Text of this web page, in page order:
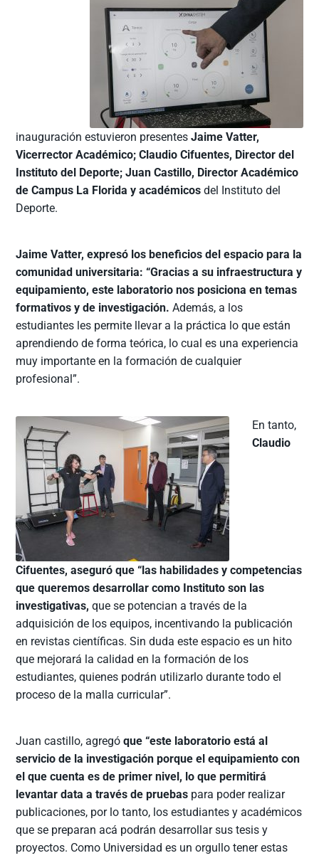
inauguración estuvieron presentesJaime Vatter,
Vicerrector Académico; Claudio Cifuentes, Director del
Instituto del Deporte; Juan Castillo, Director Académico
de Campus La Florida y académicos del Instituto del
Deporte.
Jaime Vatter, expresó los beneficios del espacio para la
comunidad universitaria: “Gracias a su infraestructura y
equipamiento, este laboratorio nos posiciona en temas
formativos y de investigación. Además, a los
estudiantes les permite llevar a la práctica lo que están
aprendiendo de forma teórica, lo cual es una experiencia
muy importante en la formación de cualquier
profesional”.
En tanto,
Claudio
Cifuentes, aseguró que “las habilidades y competencias
que queremos desarrollar como Instituto son las
investigativas, que se potencian a través de la
adquisición de los equipos, incentivando la publicación
en revistas científicas. Sin duda este espacio es un hito
que mejorará la calidad en la formación de los
estudiantes, quienes podrán utilizarlo durante todo el
proceso de la malla curricular”.
Juan castillo, agregóque “este laboratorio está al
servicio de la investigación porque el equipamiento con
el que cuenta es de primer nivel, lo que permitirá
levantar data a través de pruebas para poder realizar
publicaciones, por lo tanto, los estudiantes y académicos
que se preparan acá podrán desarrollar sus tesis y
proyectos. Como Universidad es un orgullo tener estas